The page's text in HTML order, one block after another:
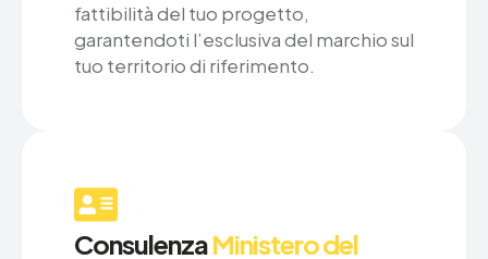
fattibilità del tuo progetto,
garantendoti l’esclusiva del marchio sul
tuo territorio di riferimento.
ConsulenzaMinistero del